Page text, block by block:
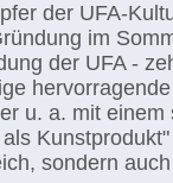
der UFA-
im
der UFA -
u. a. mit einem
sondern